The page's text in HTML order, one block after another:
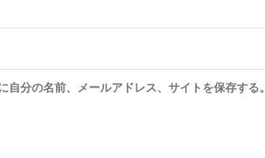
分の名前、メールアドレス、サイトを保存する。